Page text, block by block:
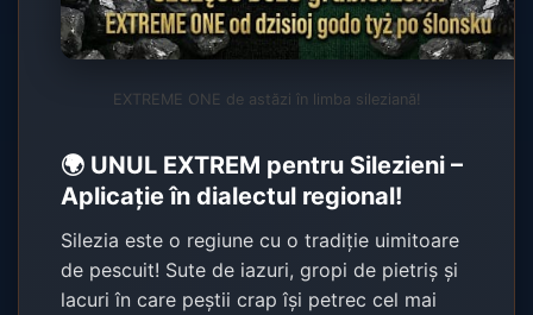
EXTREME ONE de astăzi în limba sileziană!
🌍 UNUL EXTREM pentru Silezieni –
Aplicație în dialectul regional!
Silezia este o regiune cu o tradiție uimitoare
de pescuit! Sute de iazuri, gropi de pietriș și
lacuri în care peștii crap își petrec cel mai